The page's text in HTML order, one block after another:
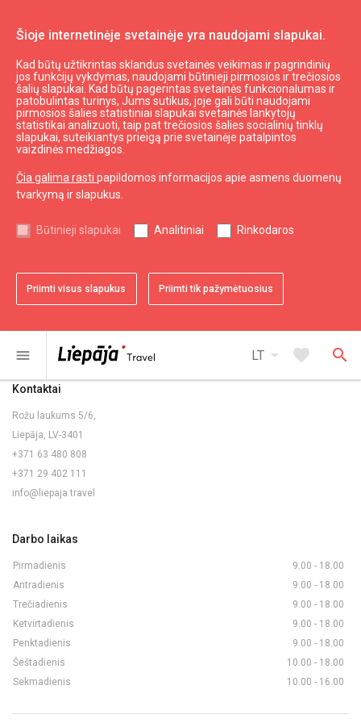
Šioje internetinėje svetainėje yra naudojami slapukai.
Kad būtų užtikrintas sklandus svetainės veikimas ir pagrindinių
jos funkcijų vykdymas, naudojami būtinieji pirmosios ir trečiosios
šalių slapukai. Kad būtų pagerintas svetainės funkcionalumas ir
patobulintas turinys, Jums sutikus, joje gali būti naudojami
pirmosios šalies statistiniai slapukai svetainės lankytojų
statistikai analizuoti, taip pat trečiosios šalies socialinių tinklų
slapukai, suteikiantys prieigą prie svetainėje patalpintos
vaizdinės medžiagos.
Čia galima rasti papildomos informacijos apie asmens duomenų
tvarkymą ir slapukus.
Būtinieji slapukai Analitiniai Rinkodaros
Priimti visus slapukus Priimti tik pažymėtuosius
menu LT arrow_drop_down favorite search
Gruobinios nuovado TIP
Į viršų expand_less
Informacija
Turizmas Latvijoje
Turizmas Kuržemėje
Naudingas
Žemėlapiai ir Brošiūros
Kontaktai
Rožu laukums 5/6,
Liepāja, LV-3401
+371 63 480 808
+371 29 402 111
info@liepaja.travel
Darbo laikas
Pirmadienis
9.00 - 18.00
Antradienis
9.00 - 18.00
Trečiadienis
9.00 - 18.00
Ketvirtadienis
9.00 - 18.00
Penktadienis
9.00 - 18.00
Šeštadienis
10.00 - 18.00
Sekmadienis
10.00 - 16.00